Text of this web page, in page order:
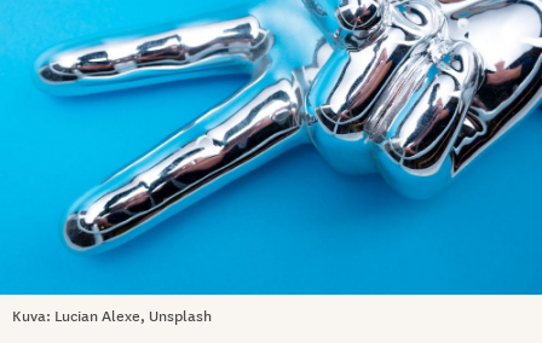
Kuva: Lucian Alexe, Unsplash